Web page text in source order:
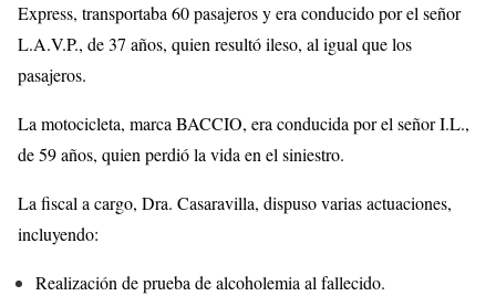
Express, transportaba 60 pasajeros y era conducido por el señor
L.A.V.P., de 37 años, quien resultó ileso, al igual que los
pasajeros.
La motocicleta, marca BACCIO, era conducida por el señor I.L.,
de 59 años, quien perdió la vida en el siniestro.
La fiscal a cargo, Dra. Casaravilla, dispuso varias actuaciones,
incluyendo:
Realización de prueba de alcoholemia al fallecido.